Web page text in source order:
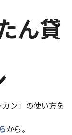
ん貸
ン」の使い方を
から。